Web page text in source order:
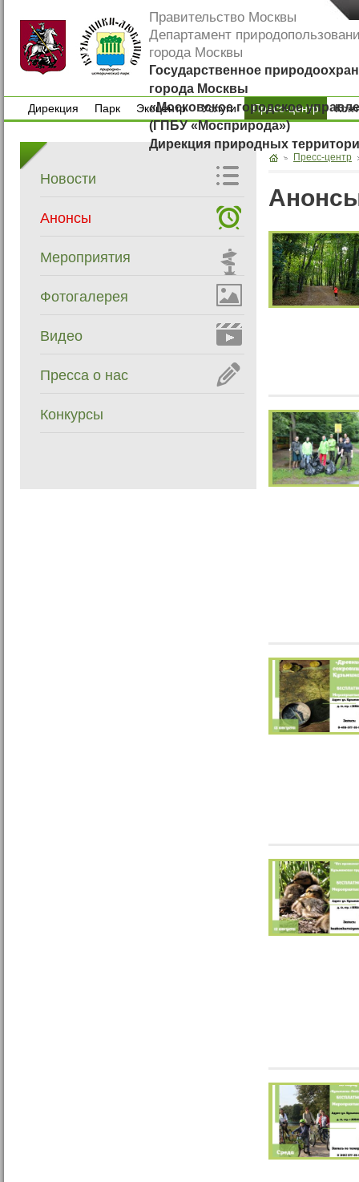
Правительство Москвы
Департамент
города Москвы
Государственное
города Москвы
«Московское городское
(ГПБУ «Мосприрода»)
Дирекция природных
Дирекция
Парк
Экоцентр
Экоцентр
Услуги
Услуги
Пресс-центр
Новости
Анонсы
Мероприятия
Фотогалерея
Видео
Пресса о нас
Конкурсы
Пресс-центр